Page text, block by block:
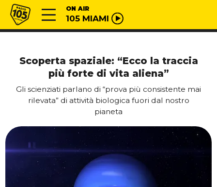
Vai al contenuto
Radio 105 ON AIR
105 MIAMI
Scoperta spaziale: “Ecco la traccia
più forte di vita aliena”
Gli scienziati parlano di “prova più consistente mai
rilevata” di attività biologica fuori dal nostro
pianeta